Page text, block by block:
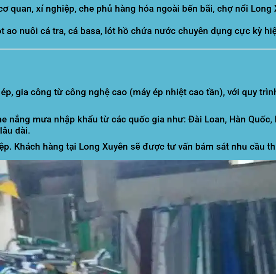
quan, xí nghiệp, che phủ hàng hóa ngoài bến bãi, chợ nổi
ao nuôi cá tra, cá basa, lót hồ chứa nước chuyên dụng cực kỳ
gia công từ công nghệ cao (máy ép nhiệt cao tần), với quy
nắng mưa nhập khẩu từ các quốc gia như: Đài Loan, Hàn
dài.
Khách hàng tại Long Xuyên sẽ được tư vấn bám sát nhu cầu